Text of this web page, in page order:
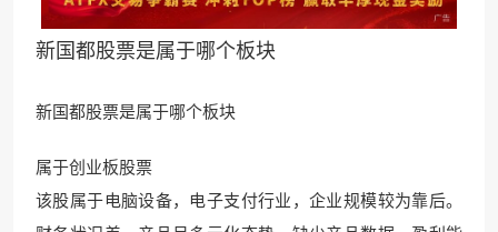
新国都股票是属于哪个板块
新国都股票是属于哪个板块
属于创业板股票
该股属于电脑设备，电子支付行业，企业规模较为靠后。